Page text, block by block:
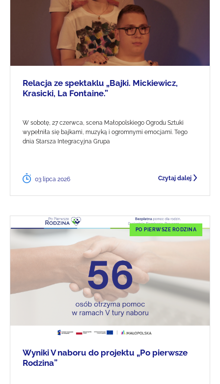
Relacja ze spektaklu „Bajki. Mickiewicz,
Krasicki, La Fontaine.”
W sobotę, 27 czerwca, scena Małopolskiego Ogrodu Sztuki
wypełniła się bajkami, muzyką i ogromnymi emocjami. Tego
dnia Starsza Integracyjna Grupa
03 lipca 2026 Czytaj dalej
PO PIERWSZE RODZINA
Wyniki V naboru do projektu „Po pierwsze
Rodzina”